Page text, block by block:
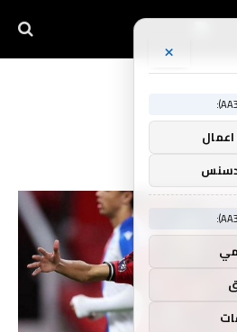
×
اعمال